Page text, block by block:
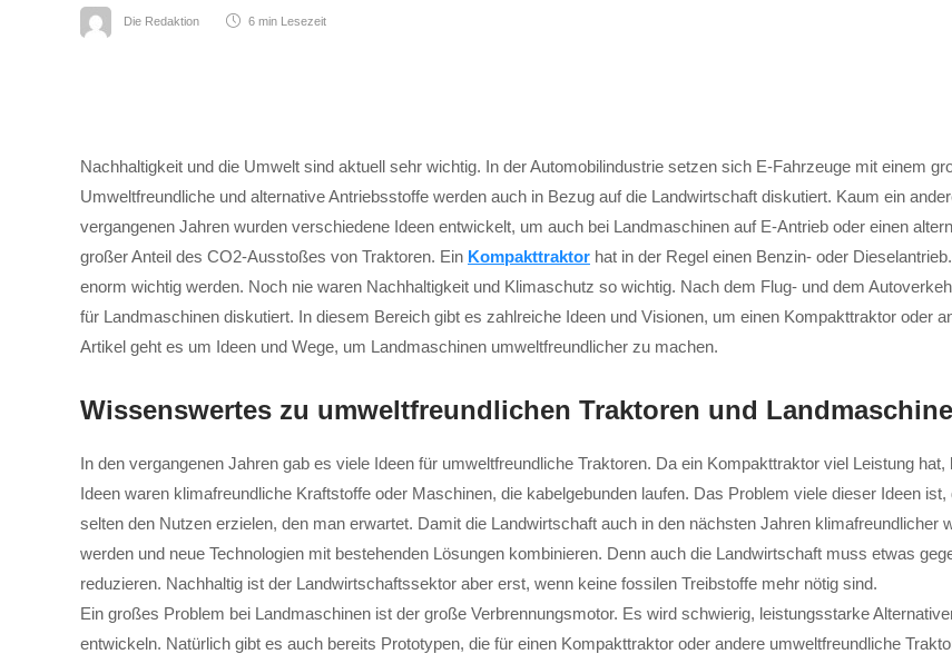
Die Redaktion 6 min Lesezeit
Nachhaltigkeit und die Umwelt sind aktuell sehr wichtig. In der Automobilindustrie setzen sich E-Fahrzeuge mit einem
Umweltfreundliche und alternative Antriebsstoffe werden auch in Bezug auf die Landwirtschaft diskutiert. Kaum ein
vergangenen Jahren wurden verschiedene Ideen entwickelt, um auch bei Landmaschinen auf E-Antrieb oder einen
großer Anteil des CO2-Ausstoßes von Traktoren. Ein Kompakttraktor hat in der Regel einen Benzin- oder
enorm wichtig werden. Noch nie waren Nachhaltigkeit und Klimaschutz so wichtig. Nach dem Flug- und dem
für Landmaschinen diskutiert. In diesem Bereich gibt es zahlreiche Ideen und Visionen, um einen Kompakttraktor oder
Artikel geht es um Ideen und Wege, um Landmaschinen umweltfreundlicher zu machen.
Wissenswertes zu umweltfreundlichen Traktoren und
In den vergangenen Jahren gab es viele Ideen für umweltfreundliche Traktoren. Da ein Kompakttraktor viel Leistung
Ideen waren klimafreundliche Kraftstoffe oder Maschinen, die kabelgebunden laufen. Das Problem viele dieser Ideen
selten den Nutzen erzielen, den man erwartet. Damit die Landwirtschaft auch in den nächsten Jahren klimafreundlicher
werden und neue Technologien mit bestehenden Lösungen kombinieren. Denn auch die Landwirtschaft muss etwas
reduzieren. Nachhaltig ist der Landwirtschaftssektor aber erst, wenn keine fossilen Treibstoffe mehr nötig sind.
Ein großes Problem bei Landmaschinen ist der große Verbrennungsmotor. Es wird schwierig, leistungsstarke
entwickeln. Natürlich gibt es auch bereits Prototypen, die für einen Kompakttraktor oder andere umweltfreundliche